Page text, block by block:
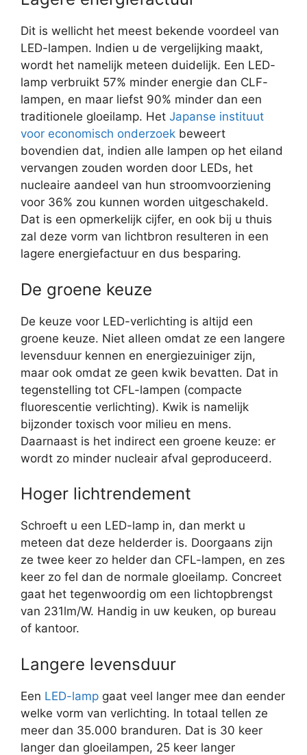
Dit is wellicht het meest bekende voordeel van
LED-lampen. Indien u de vergelijking maakt,
wordt het namelijk meteen duidelijk. Een LED-
lamp verbruikt 57% minder energie dan CLF-
lampen, en maar liefst 90% minder dan een
traditionele gloeilamp. Het Japanse instituut
voor economisch onderzoek beweert
bovendien dat, indien alle lampen op het eiland
vervangen zouden worden door LEDs, het
nucleaire aandeel van hun stroomvoorziening
voor 36% zou kunnen worden uitgeschakeld.
Dat is een opmerkelijk cijfer, en ook bij u thuis
zal deze vorm van lichtbron resulteren in een
lagere energiefactuur en dus besparing.
De groene keuze
De keuze voor LED-verlichting is altijd een
groene keuze. Niet alleen omdat ze een langere
levensduur kennen en energiezuiniger zijn,
maar ook omdat ze geen kwik bevatten. Dat in
tegenstelling tot CFL-lampen (compacte
fluorescentie verlichting). Kwik is namelijk
bijzonder toxisch voor milieu en mens.
Daarnaast is het indirect een groene keuze: er
wordt zo minder nucleair afval geproduceerd.
Hoger lichtrendement
Schroeft u een LED-lamp in, dan merkt u
meteen dat deze helderder is. Doorgaans zijn
ze twee keer zo helder dan CFL-lampen, en zes
keer zo fel dan de normale gloeilamp. Concreet
gaat het tegenwoordig om een lichtopbrengst
van 231lm/W. Handig in uw keuken, op bureau
of kantoor.
Langere levensduur
Een LED-lamp gaat veel langer mee dan eender
welke vorm van verlichting. In totaal tellen ze
meer dan 35.000 branduren. Dat is 30 keer
langer dan gloeilampen, 25 keer langer